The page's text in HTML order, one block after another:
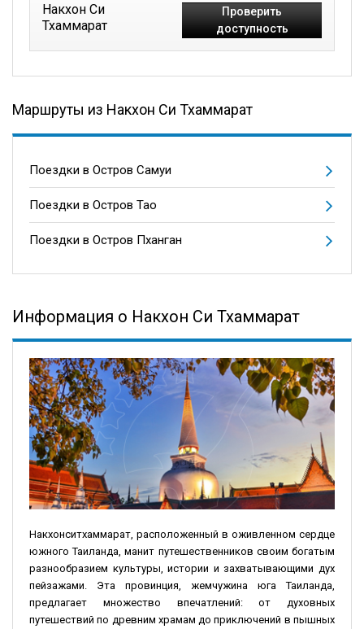
Накхон Си
Тхаммарат
Проверить
доступность
Маршруты из Накхон Си Тхаммарат
Поездки в Остров Самуи
Поездки в Остров Тао
Поездки в Остров Пханган
Информация о Накхон Си Тхаммарат
Накхонситхаммарат, расположенный в оживленном сердце
южного Таиланда, манит путешественников своим богатым
разнообразием культуры, истории и захватывающими дух
пейзажами. Эта провинция, жемчужина юга Таиланда,
предлагает множество впечатлений: от духовных
путешествий по древним храмам до приключений в пышных